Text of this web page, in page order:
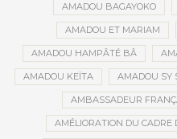
AMADOU BAGAYOKO
AMADOU ET MARIAM
AMADOU HAMPÂTÉ BÂ
AMADOU KEÏTA AMADOU SY
AMBASSADEUR
AMÉLIORATION DU CADRE